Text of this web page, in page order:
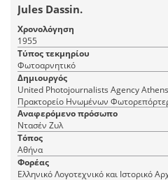
Jules Dassin.
Χρονολόγηση
1955
Τύπος τεκμηρίου
Φωτοαρνητικό
Δημιουργός
United Photojournalists Agency Athens, Pesmazoglou Arcade,
Πρακτορείο Ηνωμένων Φωτορεπόρτερ Αθήνα, Σταδίου 36
Πεσμαζόγλου, τηλ. 22-348
Αναφερόμενο πρόσωπο
Ντασέν Ζυλ
Τόπος
Αθήνα
Φορέας
Ελληνικό Λογοτεχνικό και Ιστορικό